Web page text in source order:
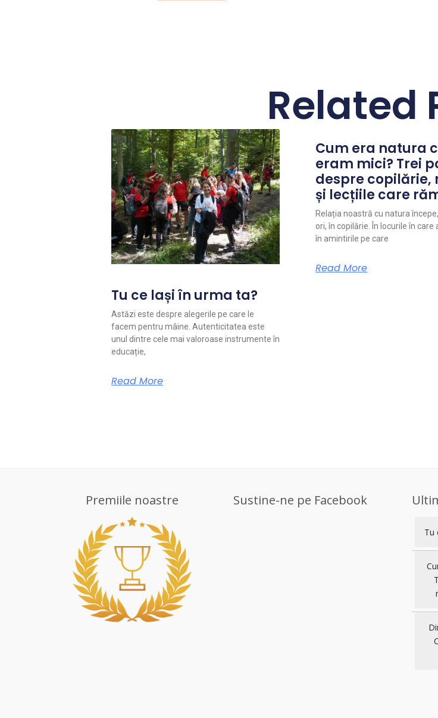
Related
Tu ce lași în urma ta?
Astăzi este despre alegerile pe care le
facem pentru mâine. Autenticitatea este
unul dintre cele mai valoroase instrumente în
educație,
Read More
Cum era natura
eram mici? Trei
despre copilărie,
și lecțiile care
Relația noastră cu natura
ori, în copilărie. În locurile în care
în amintirile pe care
Read More
Premiile noastre Sustine-ne pe Facebook
Tu